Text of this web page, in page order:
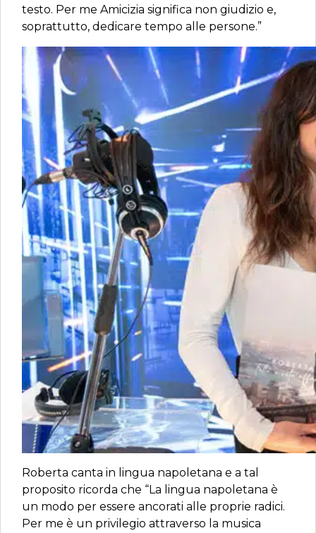
testo. Per me Amicizia significa non giudizio e,
soprattutto, dedicare tempo alle persone.”
Roberta canta in lingua napoletana e a tal
proposito ricorda che “La lingua napoletana è
un modo per essere ancorati alle proprie radici.
Per me è un privilegio attraverso la musica